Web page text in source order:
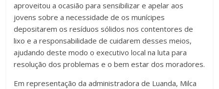
aproveitou a ocasião para sensibilizar e apelar aos
jovens sobre a necessidade de os munícipes
depositarem os resíduos sólidos nos contentores de
lixo e a responsabilidade de cuidarem desses meios,
ajudando deste modo o executivo local na luta para
resolução dos problemas e o bem estar dos moradores.
Em representação da administradora de Luanda, Milca